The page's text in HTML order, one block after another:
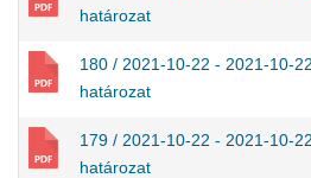
határozat
180 / 2021-10-22 - 2021-10-
határozat
179 / 2021-10-22 - 2021-10-
határozat